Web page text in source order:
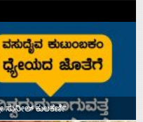
ಸುನೀಲ್‌ ಕುಲಕರ್ಣಿ